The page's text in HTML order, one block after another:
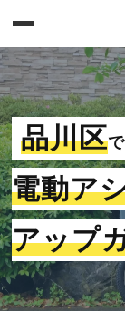
品川区
電動ア
アップ